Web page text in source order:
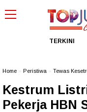
TERKINI
Home Peristiwa Tewas
Kestrum
Pekerja HBN